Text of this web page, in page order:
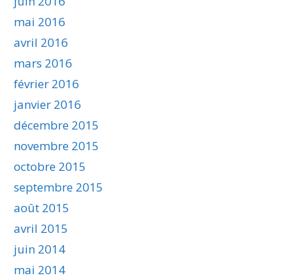
mai 2016
avril 2016
mars 2016
février 2016
janvier 2016
décembre 2015
novembre 2015
octobre 2015
septembre 2015
août 2015
avril 2015
juin 2014
mai 2014